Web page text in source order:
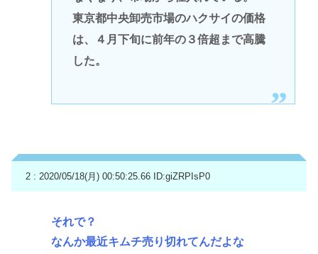
東京都中央卸売市場のハクサイの価格
は、４月下旬に前年の３倍超まで高騰
した。
2 : 2020/05/18(月) 00:50:25.66 ID:giZRPIsP0
それで？
なんか最近キムチ売り切れてんだよな